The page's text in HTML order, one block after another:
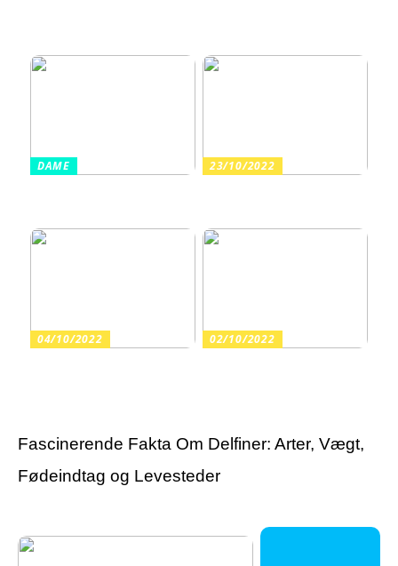
DAME 23/10/2022
04/10/2022 02/10/2022
Fascinerende Fakta Om Delfiner: Arter, Vægt,
Fødeindtag og Levesteder